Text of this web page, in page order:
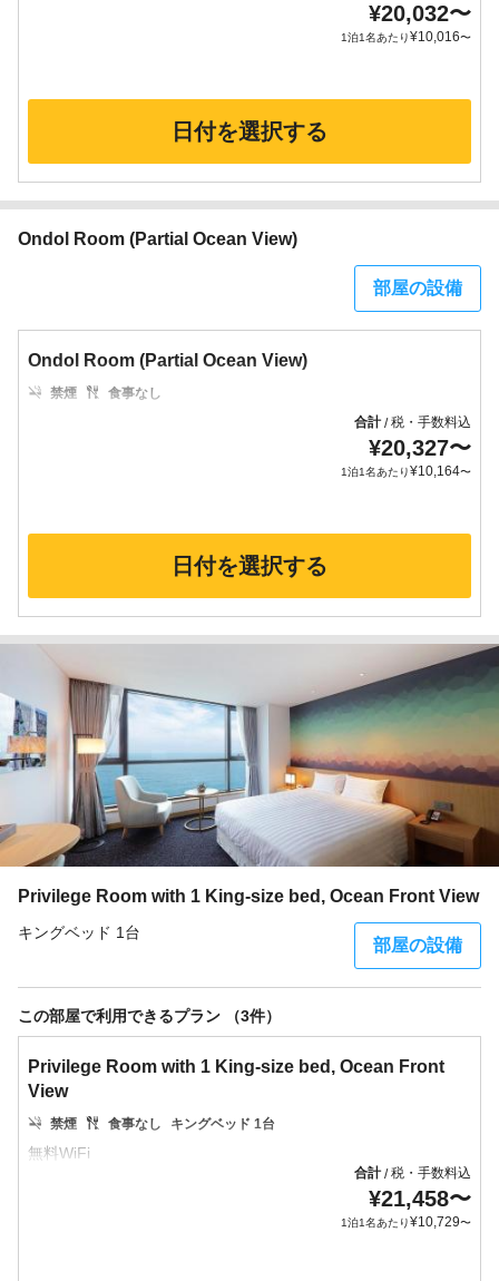
¥20,032〜
1泊1名あたり¥10,016〜
日付を選択する
Ondol Room (Partial Ocean View)
部屋の設備
Ondol Room (Partial Ocean View)
禁煙
食事なし
合計/税・手数料込
¥20,327〜
1泊1名あたり¥10,164〜
日付を選択する
Privilege Room with 1 King-size bed, Ocean Front View
キングベッド 1台
部屋の設備
この部屋で利用できるプラン （3件）
Privilege Room with 1 King-size bed, Ocean Front
View
禁煙 食事なし キングベッド 1台
合計/税・手数料込
¥21,458〜
1泊1名あたり¥10,729〜